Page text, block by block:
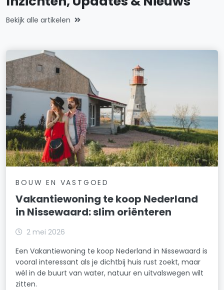
Ristervoorde 13
Ristervoorde 14
Ristervoorde 15
Ristervoorde 16
Ristervoorde 17
Ristervoorde 18
Ristervoorde 19
Ristervoorde 20
Ristervoorde 22
Ristervoorde 23
Ristervoorde 24
Ristervoorde 25
Ristervoorde 26
Bekijk alle artikelen
BOUW EN VASTGOED
Vakantiewoning te koop Nederland
in Nissewaard: slim oriënteren
2 mei 2026
Een Vakantiewoning te koop Nederland in Nissewaard is
vooral interessant als je dichtbij huis rust zoekt, maar
wél in de buurt van water, natuur en uitvalswegen wilt
zitten.